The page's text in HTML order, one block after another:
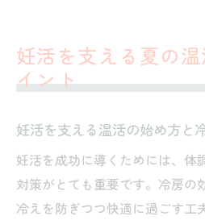
妊活を支える夏の
イント
妊活を支える温活の始め方と
妊活を成功に導くためには、体
対策がとても重要です。冷房の
冷えを防ぎつつ快適に過ごす工